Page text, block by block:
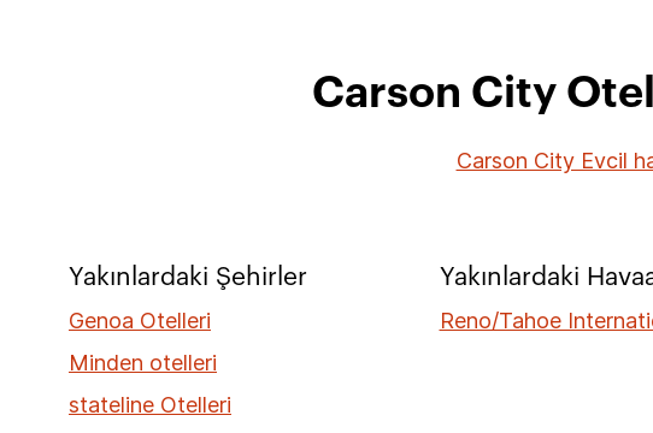
Carson City
Carson City Evcil
Yakınlardaki Şehirler
Genoa Otelleri
Minden otelleri
stateline Otelleri
Yakınlardaki
Reno/Tahoe